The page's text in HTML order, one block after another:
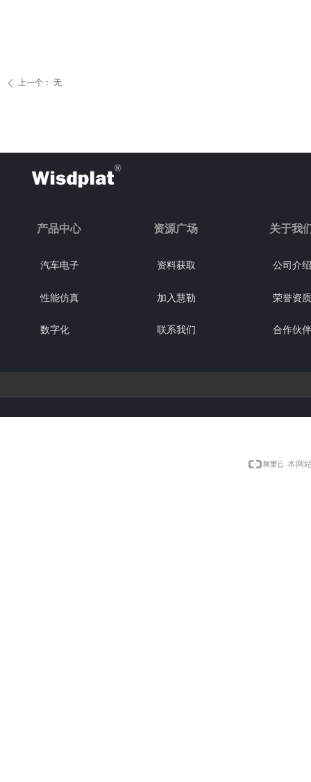
ꄴ 上一个： 无
产品中心
汽车电子
性能仿真
数字化
资料获取
加入慧勒
联系我们
资源广场
公司介绍
荣誉资质
合作伙伴
关于我
本网